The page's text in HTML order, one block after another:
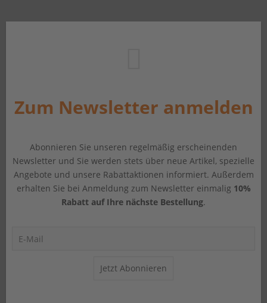
Zum Newsletter anmelden
Abonnieren Sie unseren regelmäßig erscheinenden
Newsletter und Sie werden stets über neue Artikel, spezielle
Angebote und unsere Rabattaktionen informiert. Außerdem
erhalten Sie bei Anmeldung zum Newsletter einmalig 10%
Rabatt auf Ihre nächste Bestellung.
Jetzt Abonnieren